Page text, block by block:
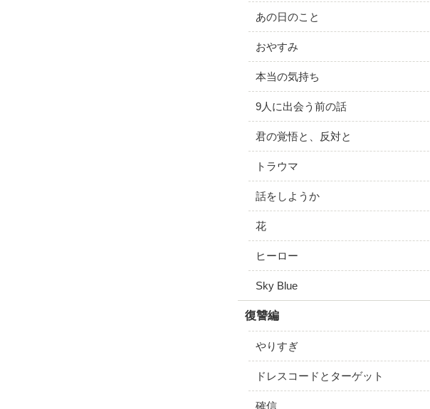
あの日のこと
おやすみ
本当の気持ち
9人に出会う前の話
君の覚悟と、反対と
トラウマ
話をしようか
花
ヒーロー
Sky Blue
復讐編
やりすぎ
ドレスコードとターゲット
確信